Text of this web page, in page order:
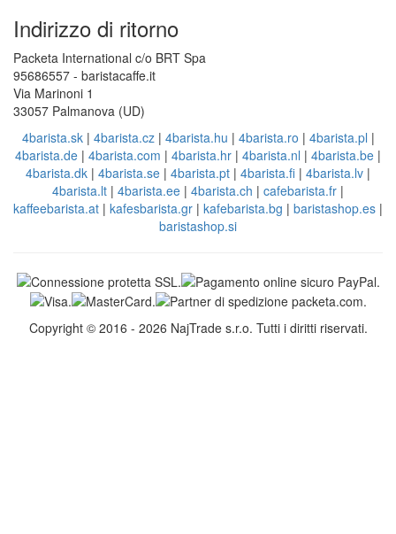
Indirizzo di ritorno
Packeta International c/o BRT Spa
95686557 - baristacaffe.it
Via Marinoni 1
33057 Palmanova (UD)
4barista.sk| 4barista.cz| 4barista.hu | 4barista.ro | 4barista.pl |
4barista.de | 4barista.com | 4barista.hr | 4barista.nl | 4barista.be |
4barista.dk | 4barista.se | 4barista.pt | 4barista.fi | 4barista.lv |
4barista.lt | 4barista.ee | 4barista.ch | cafebarista.fr |
kaffeebarista.at | kafesbarista.gr | kafebarista.bg | baristashop.es |
baristashop.si
Copyright © 2016 - 2026 NajTrade s.r.o. Tutti i diritti riservati.